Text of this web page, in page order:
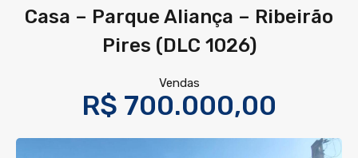
Casa – Parque Aliança – Ribeirão
Pires (DLC 1026)
Vendas
R$ 700.000,00